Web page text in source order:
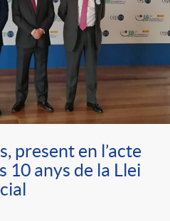
present en l’acte
10 anys de la Llei